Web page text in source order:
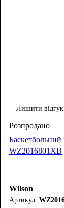
Лишити відгук
WZ2016801XB
Wilson